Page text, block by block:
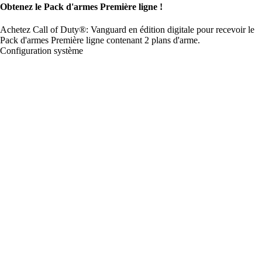
Obtenez le Pack d'armes Première ligne !
Achetez Call of Duty®: Vanguard en édition digitale pour recevoir le
Pack d'armes Première ligne contenant 2 plans d'arme.
Configuration système